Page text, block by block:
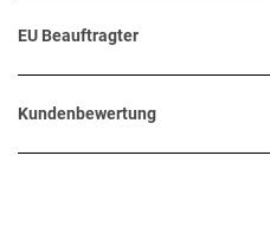
EU Beauftragter
Kundenbewertung